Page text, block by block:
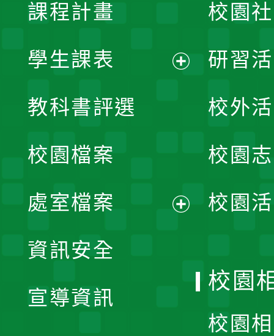
課程計畫
學生課表
單
教科書評選
校園檔案
處室檔案
資訊安全
宣導資訊
校園
研習
校外
校園
校園
校園
校園